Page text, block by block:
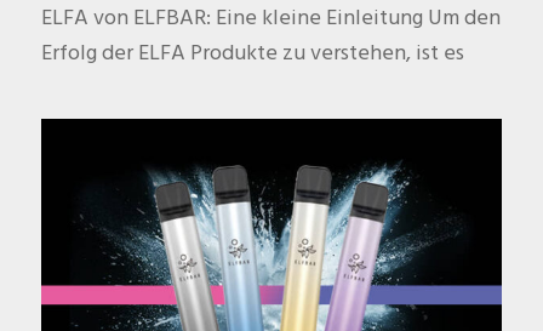
ELFA von ELFBAR: Eine kleine Einleitung Um den
Erfolg der ELFA Produkte zu verstehen, ist es